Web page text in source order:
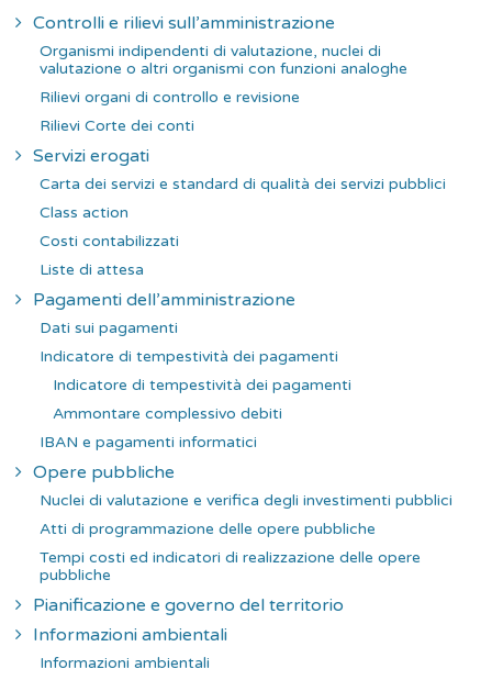
Controlli e rilievi sull’amministrazione
Organismi indipendenti di valutazione, nuclei di
valutazione o altri organismi con funzioni analoghe
Rilievi organi di controllo e revisione
Rilievi Corte dei conti
Servizi erogati
Carta dei servizi e standard di qualità dei servizi pubblici
Class action
Costi contabilizzati
Liste di attesa
Pagamenti dell’amministrazione
Dati sui pagamenti
Indicatore di tempestività dei pagamenti
Indicatore di tempestività dei pagamenti
Ammontare complessivo debiti
IBAN e pagamenti informatici
Opere pubbliche
Nuclei di valutazione e verifica degli investimenti pubblici
Atti di programmazione delle opere pubbliche
Tempi costi ed indicatori di realizzazione delle opere
pubbliche
Pianificazione e governo del territorio
Informazioni ambientali
Informazioni ambientali